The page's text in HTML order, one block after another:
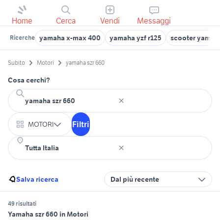
Home Cerca Vendi Messaggi
Ricerche yamaha x-max 400 yamaha yzf r125 scooter
Subito Motori yamaha szr 660
Cosa cerchi?
MOTORI Filtri
Salva ricerca Dal più recente
49 risultati
Yamaha szr 660 in Motori